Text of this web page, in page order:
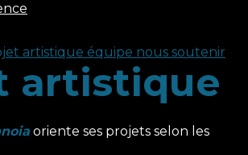
artistique équipe nous soutenir
artistique
oriente ses projets selon les